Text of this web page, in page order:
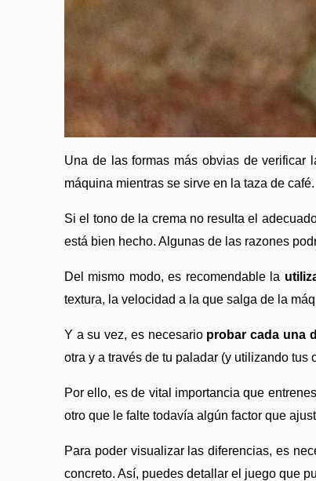
Una de las formas más obvias de
máquina mientras se sirve en la taza de café.
Si el tono de la crema no resulta el
está bien hecho. Algunas de las razones
Del mismo modo, es recomendable la
textura, la velocidad a la que salga de la
Y a su vez, es necesario probar cada una
otra y a través de tu paladar (y utilizando
Por ello, es de vital importancia que
otro que le falte todavía algún factor que
Para poder visualizar las diferencias, es
concreto. Así, puedes detallar el juego que